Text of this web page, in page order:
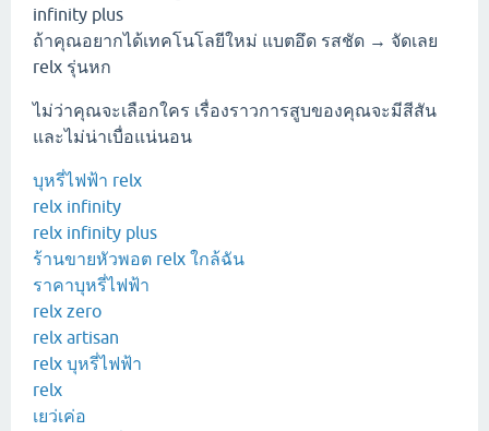
infinity plus
ถ้าคุณอยากได้เทคโนโลยีใหม่ แบตอึด รสชัด → จัดเลย
relx รุ่นหก
ไม่ว่าคุณจะเลือกใคร เรื่องราวการสูบของคุณจะมีสีสัน
และไม่น่าเบื่อแน่นอน
บุหรี่ไฟฟ้า relx
relx infinity
relx infinity plus
ร้านขายหัวพอต relx ใกล้ฉัน
ราคาบุหรี่ไฟฟ้า
relx zero
relx artisan
relx บุหรี่ไฟฟ้า
relx
เยว่เค่อ